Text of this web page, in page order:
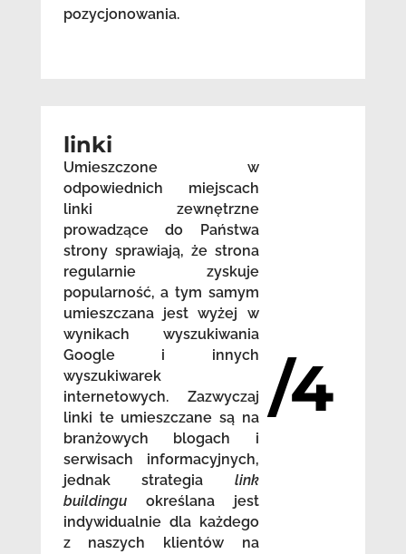
pozycjonowania.
linki
Umieszczone w
odpowiednich miejscach
linki zewnętrzne
prowadzące do Państwa
strony sprawiają, że strona
regularnie zyskuje
popularność, a tym samym
umieszczana jest wyżej w
wynikach wyszukiwania
Google i innych
wyszukiwarek
internetowych. Zazwyczaj
linki te umieszczane są na
branżowych blogach i
serwisach informacyjnych,
jednak strategia link
buildingu określana jest
indywidualnie dla każdego
z naszych klientów na
/4